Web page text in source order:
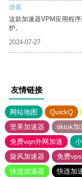
游客
这款加速器VPM应用程
护。
2024-07-27
友情链接
网站地图 QuickQ
坚果加速器
tiktok加
免费vqn外网加速
旋风加速器
免费
快连加速器
快连加